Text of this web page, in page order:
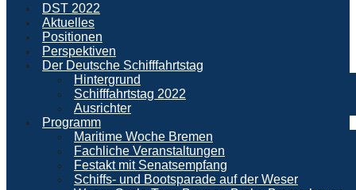
DST 2022
Aktuelles
Positionen
Perspektiven
Der Deutsche Schifffahrtstag
Hintergrund
Schifffahrtstag 2022
Ausrichter
Programm
Maritime Woche Bremen
Fachliche Veranstaltungen
Festakt mit Senatsempfang
Schiffs- und Bootsparade auf der Weser